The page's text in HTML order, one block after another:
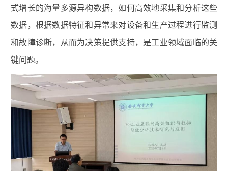
式增长的海量多源异构数据，如何高效地采集和分析这些
数据，根据数据特征和异常来对设备和生产过程进行监测
和故障诊断，从而为决策提供支持，是工业领域面临的关
键问题。